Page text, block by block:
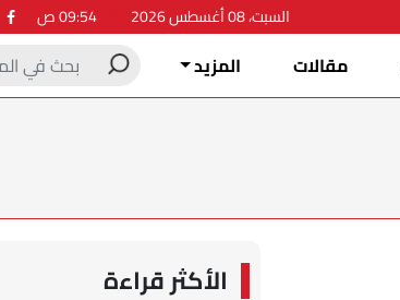
السبت، 08 أغسطس 2026
مقالات المزيد
الأكثر قراءة